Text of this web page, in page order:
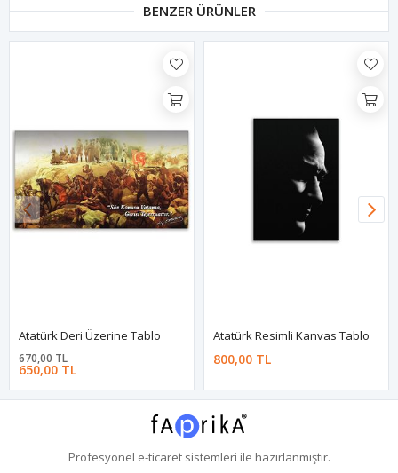
BENZER ÜRÜNLER
Atatürk Deri Üzerine Tablo
650,00 TL
670,00 TL
Atatürk Resimli Kanvas Tablo
800,00 TL
Profesyonel e-ticaretsistemleri ile hazırlanmıştır.